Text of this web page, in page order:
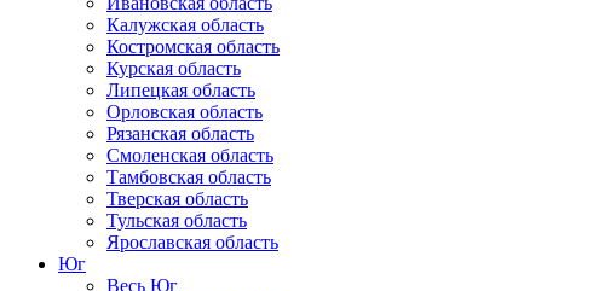
Калужская область
Костромская область
Курская область
Липецкая область
Орловская область
Рязанская область
Смоленская область
Тамбовская область
Тверская область
Тульская область
Ярославская область
Юг
Весь Юг